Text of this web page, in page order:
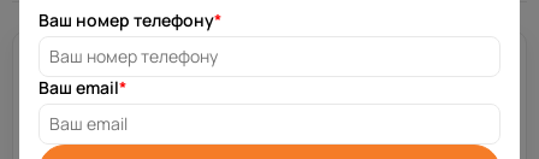
Потрібна допомога?
Залиш свій номер телефону, і ми зв’яжемося з тобою за
декілька хвилин.
Ваш номер телефону*
Ваш email*